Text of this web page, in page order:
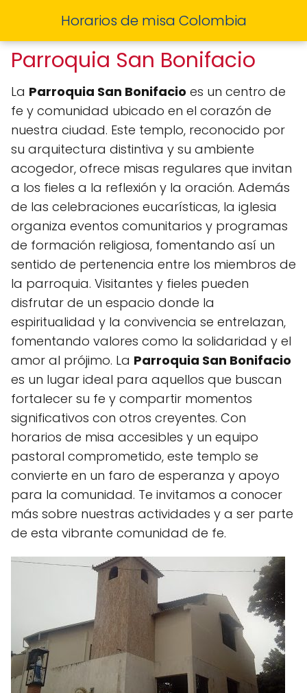
Horarios de misa Colombia
Parroquia San Bonifacio
La Parroquia San Bonifacio es un centro de
fe y comunidad ubicado en el corazón de
nuestra ciudad. Este templo, reconocido por
su arquitectura distintiva y su ambiente
acogedor, ofrece misas regulares que invitan
a los fieles a la reflexión y la oración. Además
de las celebraciones eucarísticas, la iglesia
organiza eventos comunitarios y programas
de formación religiosa, fomentando así un
sentido de pertenencia entre los miembros de
la parroquia. Visitantes y fieles pueden
disfrutar de un espacio donde la
espiritualidad y la convivencia se entrelazan,
fomentando valores como la solidaridad y el
amor al prójimo. La Parroquia San Bonifacio
es un lugar ideal para aquellos que buscan
fortalecer su fe y compartir momentos
significativos con otros creyentes. Con
horarios de misa accesibles y un equipo
pastoral comprometido, este templo se
convierte en un faro de esperanza y apoyo
para la comunidad. Te invitamos a conocer
más sobre nuestras actividades y a ser parte
de esta vibrante comunidad de fe.